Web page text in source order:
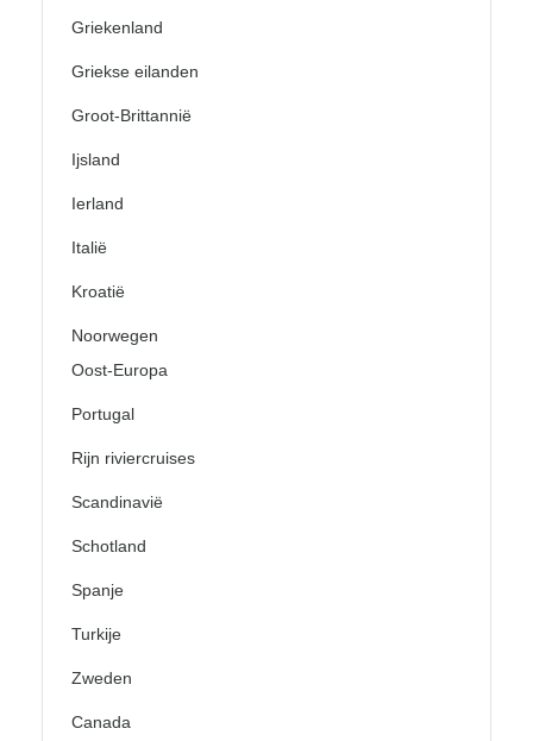
Griekenland
Griekse eilanden
Groot-Brittannië
Ijsland
Ierland
Italië
Kroatië
Noorwegen
Oost-Europa
Portugal
Rijn riviercruises
Scandinavië
Schotland
Spanje
Turkije
Zweden
Canada